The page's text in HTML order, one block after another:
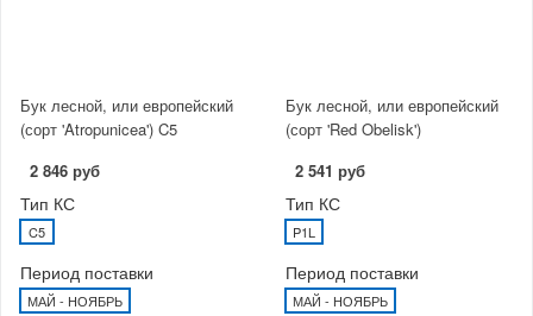
Бук лесной, или европейский
(сорт 'Atropunicea') C5
2 846 руб
Тип КС
C5
Период поставки
МАЙ - НОЯБРЬ
Бук лесной, или европейский
(сорт 'Red Obelisk')
2 541 руб
Тип КС
P1L
Период поставки
МАЙ - НОЯБРЬ